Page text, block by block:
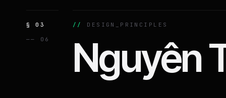
§ 03
—— 06
DESIGN_PRINCIPLES
Nguyên